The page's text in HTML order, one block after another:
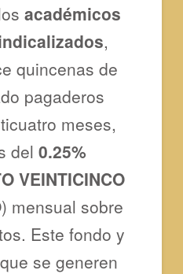
académicos
,
quincenas de
pagaderos
meses,
del 0.25%
VEINTICINCO
) mensual sobre
Este fondo y
se generen